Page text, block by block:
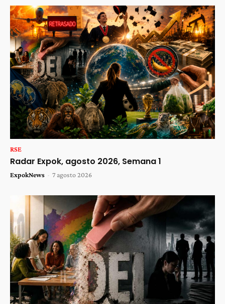
RSE
Radar Expok, agosto 2026, Semana 1
ExpokNews - 7 agosto 2026